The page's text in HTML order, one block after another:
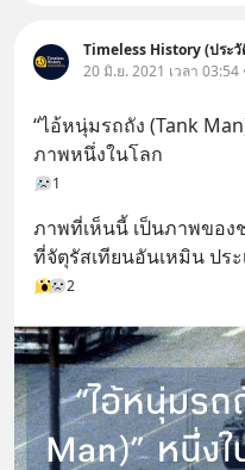
Timeless History (ประวั
20 มิ.ย. 2021 เวลา
“ไอ้หนุ่มรถถัง (Tank
ภาพหนึ่งในโลก
1
ภาพที่เห็นนี้ เป็นภาพของ
ที่จัตุรัสเทียนอันเหมิน ปร
2